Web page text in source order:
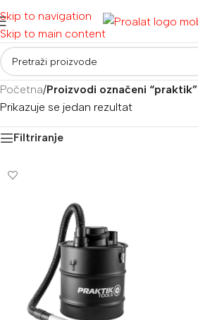
Skip to navigation
Skip to main content
Početna/Proizvodi označeni “praktik”
Prikazuje se jedan rezultat
Filtriranje